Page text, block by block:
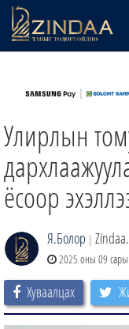
ТВ8
ӨГЛӨӨНИЙ СОНИН
АУДИО ЗОХИОЛ
ЗИНДАА СЭТГҮҮЛ
Улирлын
ёсоор
Я.Болор |
2025 оны 09
Хуваалцах